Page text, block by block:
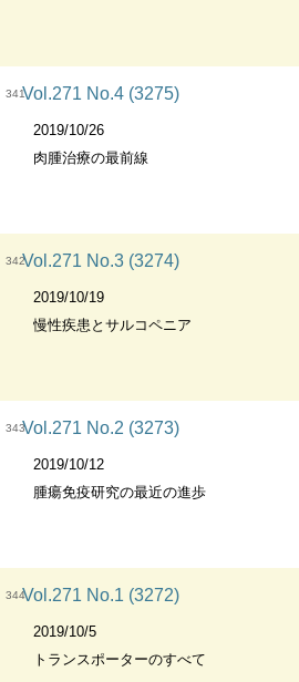
341Vol.271 No.4 (3275)
2019/10/26
肉腫治療の最前線
342Vol.271 No.3 (3274)
2019/10/19
慢性疾患とサルコペニア
343Vol.271 No.2 (3273)
2019/10/12
腫瘍免疫研究の最近の進歩
344Vol.271 No.1 (3272)
2019/10/5
トランスポーターのすべて